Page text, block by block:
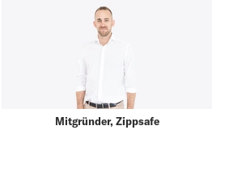
Mitgründer, Zippsafe